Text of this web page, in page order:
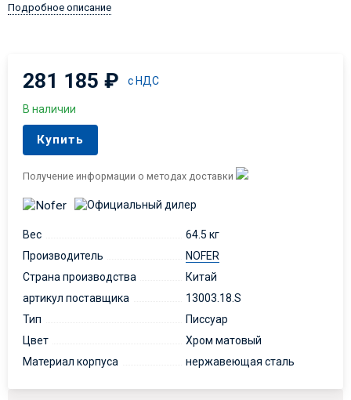
Подробное описание
281 185₽ с НДС
В наличии
Купить
Получение информации о методах доставки
Вес
64.5 кг
Производитель
NOFER
Страна производства
Китай
артикул поставщика
13003.18.S
Тип
Писсуар
Цвет
Хром матовый
Материал корпуса
нержавеющая сталь